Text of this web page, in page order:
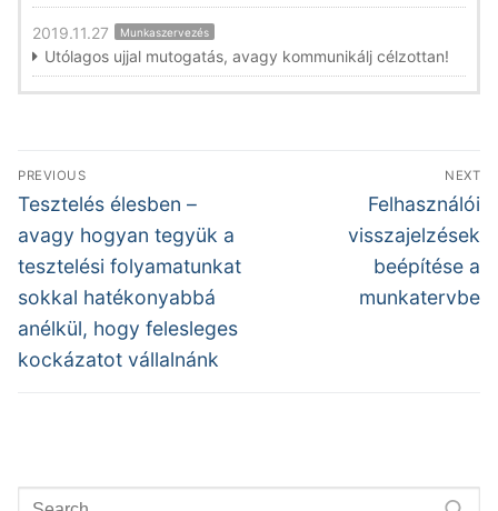
2019.11.27 Munkaszervezés
Utólagos ujjal mutogatás, avagy kommunikálj célzottan!
Bejegyzés
navigáció
PREVIOUS
Previous
post:
Tesztelés élesben –
avagy hogyan tegyük a
tesztelési folyamatunkat
sokkal hatékonyabbá
anélkül, hogy felesleges
kockázatot vállalnánk
NEXT
Next
post:
Felhasználói
visszajelzések
beépítése a
munkatervbe
Keresése: